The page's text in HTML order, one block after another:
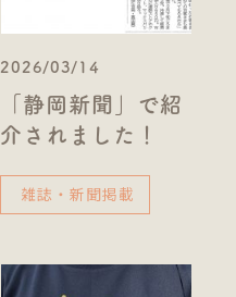
2026/03/14
「静岡新聞」で紹
介されました！
雑誌・新聞掲載